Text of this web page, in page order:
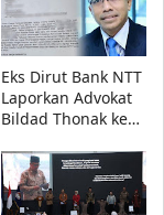
Eks Dirut Bank NTT
Laporkan Advokat
Bildad Thonak ke
Dugaan Penipuan,
Ini Alasannya!